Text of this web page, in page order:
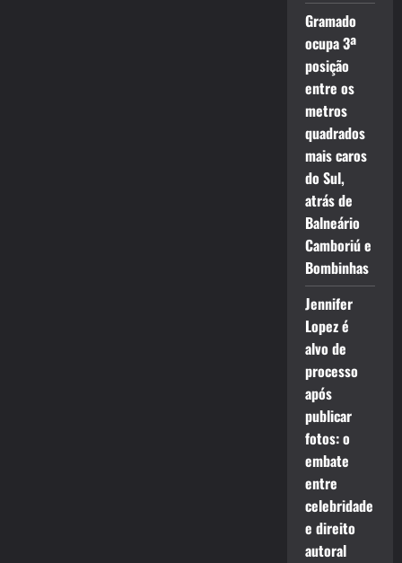
Gramado
ocupa 3ª
posição
entre os
metros
quadrados
mais caros
do Sul,
atrás de
Balneário
Camboriú e
Bombinhas
Jennifer
Lopez é
alvo de
processo
após
publicar
fotos: o
embate
entre
celebridade
e direito
autoral